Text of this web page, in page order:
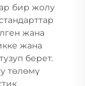
бир жолу
жана
жана
берет.
төлөмү